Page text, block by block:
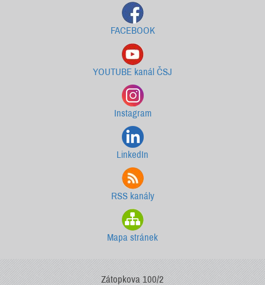
FACEBOOK
YOUTUBE kanál ČSJ
Instagram
LinkedIn
RSS kanály
Mapa stránek
Zátopkova 100/2